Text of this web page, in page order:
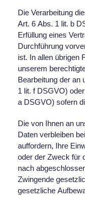
Die Verarbeitung
Art. 6 Abs. 1 lit. b
Erfüllung eines
Durchführung
ist. In allen übrigen
unserem
Bearbeitung der an
1 lit. f DSGVO)
a DSGVO) sofern
Die von Ihnen an
Daten verbleiben
auffordern, Ihre
oder der Zweck für
nach
Zwingende
gesetzliche